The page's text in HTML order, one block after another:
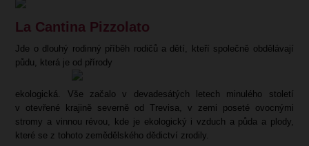
La Cantina Pizzolato
Jde o dlouhý rodinný příběh rodičů a dětí, kteří společně obdělávají
půdu, která je od přírody
ekologická. Vše začalo v devadesátých letech minulého století
v otevřené krajině severně od Trevisa, v zemi poseté ovocnými
stromy a vinnou révou, kde je ekologický i vzduch a půda a plody,
které se z tohoto zemědělského dědictví zrodily.